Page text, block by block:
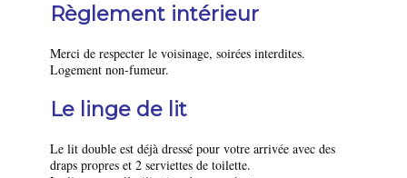
Règlement intérieur
Merci de respecter le voisinage, soirées interdites.
Logement non-fumeur.
Le linge de lit
Le lit double est déjà dressé pour votre arrivée avec des
draps propres et 2 serviettes de toilette.